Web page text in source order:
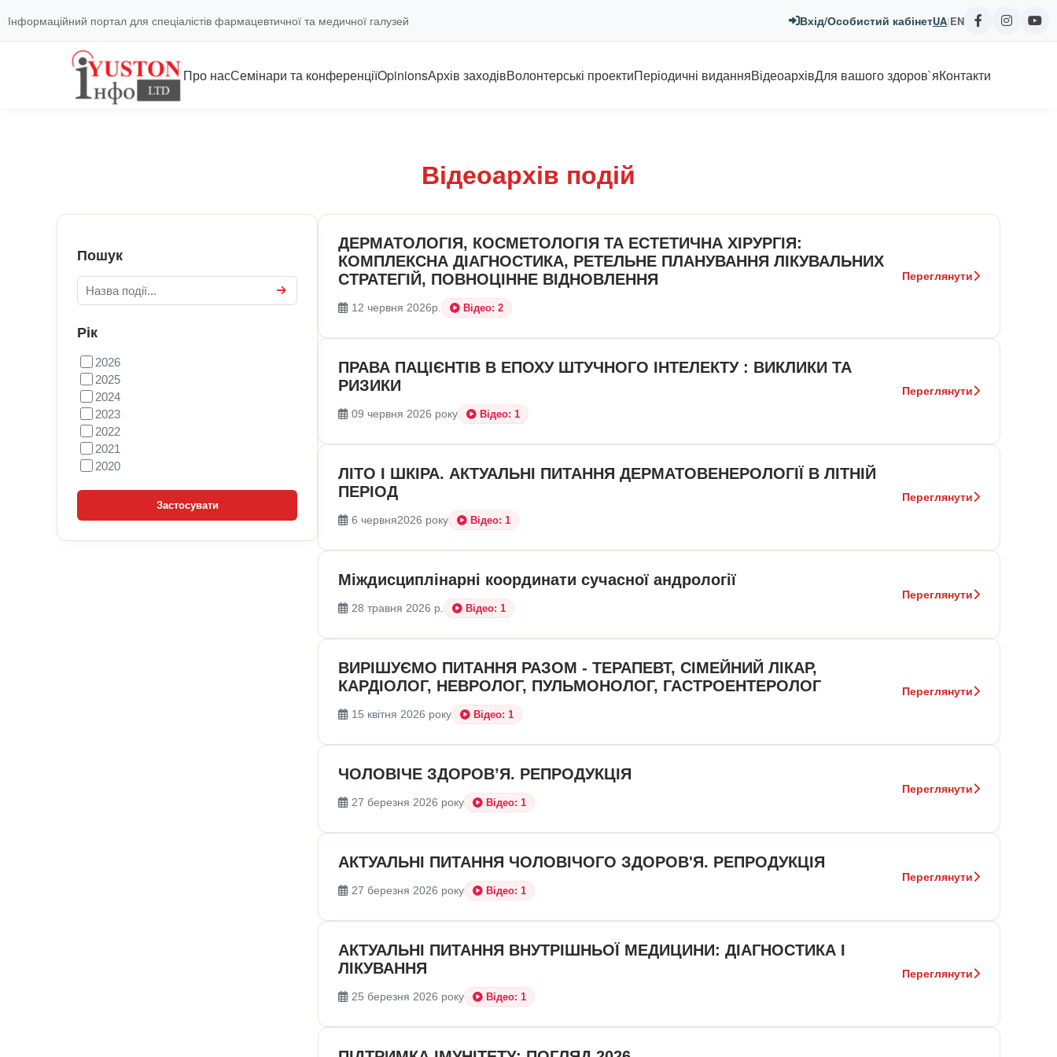
Інформаційний портал для спеціалістів фармацевтичної та медичної галузей Вхід/Особистий кабінетUA|EN
Про насСемінари та конференціїOpinionsАрхів заходівВолонтерські проектиПеріодичні виданняВідеоархівДля вашого здоров`яКонтакти
Відеоархів подій
Пошук
Рік
2026
2025
2024
2023
2022
2021
2020
Застосувати
ДЕРМАТОЛОГІЯ, КОСМЕТОЛОГІЯ ТА ЕСТЕТИЧНА ХІРУРГІЯ:
КОМПЛЕКСНА ДІАГНОСТИКА, РЕТЕЛЬНЕ ПЛАНУВАННЯ ЛІКУВАЛЬНИХ
СТРАТЕГІЙ, ПОВНОЦІННЕ ВІДНОВЛЕННЯ
12 червня 2026р. Відео: 2
Переглянути
ПРАВА ПАЦІЄНТІВ В ЕПОХУ ШТУЧНОГО ІНТЕЛЕКТУ : ВИКЛИКИ ТА
РИЗИКИ
09 червня 2026 року Відео: 1
Переглянути
ЛІТО І ШКІРА. АКТУАЛЬНІ ПИТАННЯ ДЕРМАТОВЕНЕРОЛОГІЇ В ЛІТНІЙ
ПЕРІОД
6 червня2026 року Відео: 1
Переглянути
Міждисциплінарні координати сучасної андрології
28 травня 2026 р. Відео: 1
Переглянути
ВИРІШУЄМО ПИТАННЯ РАЗОМ - ТЕРАПЕВТ, СІМЕЙНИЙ ЛІКАР,
КАРДІОЛОГ, НЕВРОЛОГ, ПУЛЬМОНОЛОГ, ГАСТРОЕНТЕРОЛОГ
15 квітня 2026 року Відео: 1
Переглянути
ЧОЛОВІЧЕ ЗДОРОВ’Я. РЕПРОДУКЦІЯ
27 березня 2026 року Відео: 1
Переглянути
АКТУАЛЬНІ ПИТАННЯ ЧОЛОВІЧОГО ЗДОРОВ'Я. РЕПРОДУКЦІЯ
27 березня 2026 року Відео: 1
Переглянути
АКТУАЛЬНІ ПИТАННЯ ВНУТРІШНЬОЇ МЕДИЦИНИ: ДІАГНОСТИКА І
ЛІКУВАННЯ
25 березня 2026 року Відео: 1
Переглянути